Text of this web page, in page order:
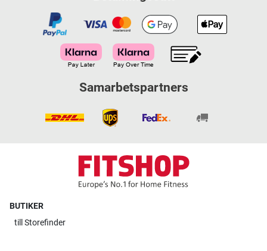
Samarbetspartners
BUTIKER
till Storefinder